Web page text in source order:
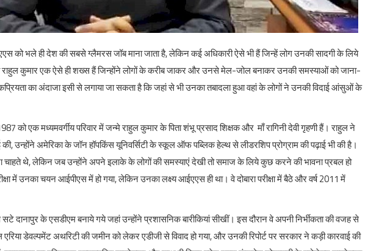
को भले ही देश की सबसे ग्लैमरस जॉब माना जाता है, लेकिन कई अधिकारी ऐसे भी हैं जिन्हें लोग उनकी सादगी के लिये
राहुल कुमार एक ऐसे ही शख्स हैं जिन्होंने लोगों के करीब जाकर और उनसे मेल-जोल बनाकर उनकी समस्याओं को जाना-
का अंदाजा इसी से लगाया जा सकता है कि जहां से भी उनका तबादला हुआ वहां के लोगों ने उनकी विदाई आंसुओं के
को एक मध्यमवर्गीय परिवार में जन्मे राहुल कुमार के पिता शंभू प्रसाद शिक्षक और माँ रागिनी देवी गृहणी हैं। राहुल ने
की, उन्होंने अमेरिका के जॉन हॉपकिंस यूनिवर्सिटी के स्कूल ऑफ पब्लिक हेल्थ से लीडरशिप प्रोग्राम की पढ़ाई भी की है।
थे, लेकिन जब उन्होंने अपने इलाके के लोगों की समस्याएं देखी तो समाज के लिये कुछ करने की भावना प्रबल हो
में उनका चयन आईपीएस में हो गया, लेकिन उनका लक्ष्य आईएएस ही था। वे दोबारा परीक्षा में बैठे और वर्ष 2011 में
दानापुर के एसडीएम बनाये गये जहां उन्होंने प्रशासनिक बारीकियां सीखीं। इस दौरान वे अपनी निर्भीकता की वजह से
एरिया डेवल्पमेंट अथरिटी की जमीन को लेकर एडीजी से विवाद हो गया, और उनकी रिपोर्ट पर सरकार ने कड़ी कारवाई की